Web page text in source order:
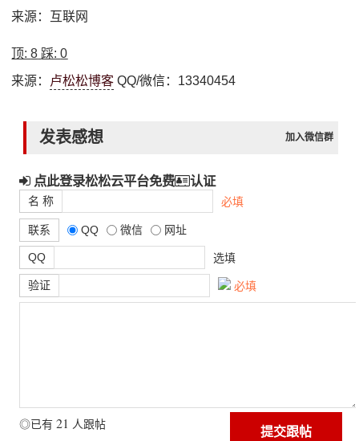
来源：互联网
顶:8 踩:0
来源： 卢松松博客 QQ/微信：13340454
发表感想 加入微信群
点此登录松松云平台免费 认证
名 称 必填
联系 QQ 微信 网址
QQ 选填
验证 必填
◎已有 21 人跟帖